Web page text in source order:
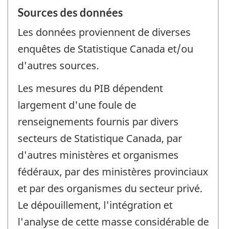
Sources des données
Les données proviennent de diverses
enquêtes de Statistique Canada et/ou
d'autres sources.
Les mesures du PIB dépendent
largement d'une foule de
renseignements fournis par divers
secteurs de Statistique Canada, par
d'autres ministères et organismes
fédéraux, par des ministères provinciaux
et par des organismes du secteur privé.
Le dépouillement, l'intégration et
l'analyse de cette masse considérable de